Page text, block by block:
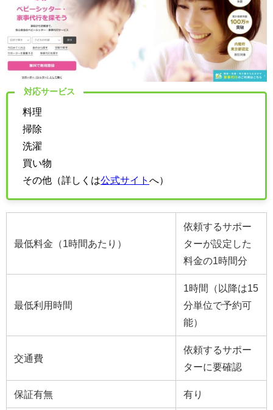
対応サービス
料理
掃除
洗濯
買い物
その他（詳しくは公式サイト へ）
最低料金（1時間あたり）
依頼するサポー
ターが設定した
料金の1時間分
最低利用時間
1時間（以降は15
分単位で予約可
能）
交通費
依頼するサポー
ターに要確認
保証有無 有り